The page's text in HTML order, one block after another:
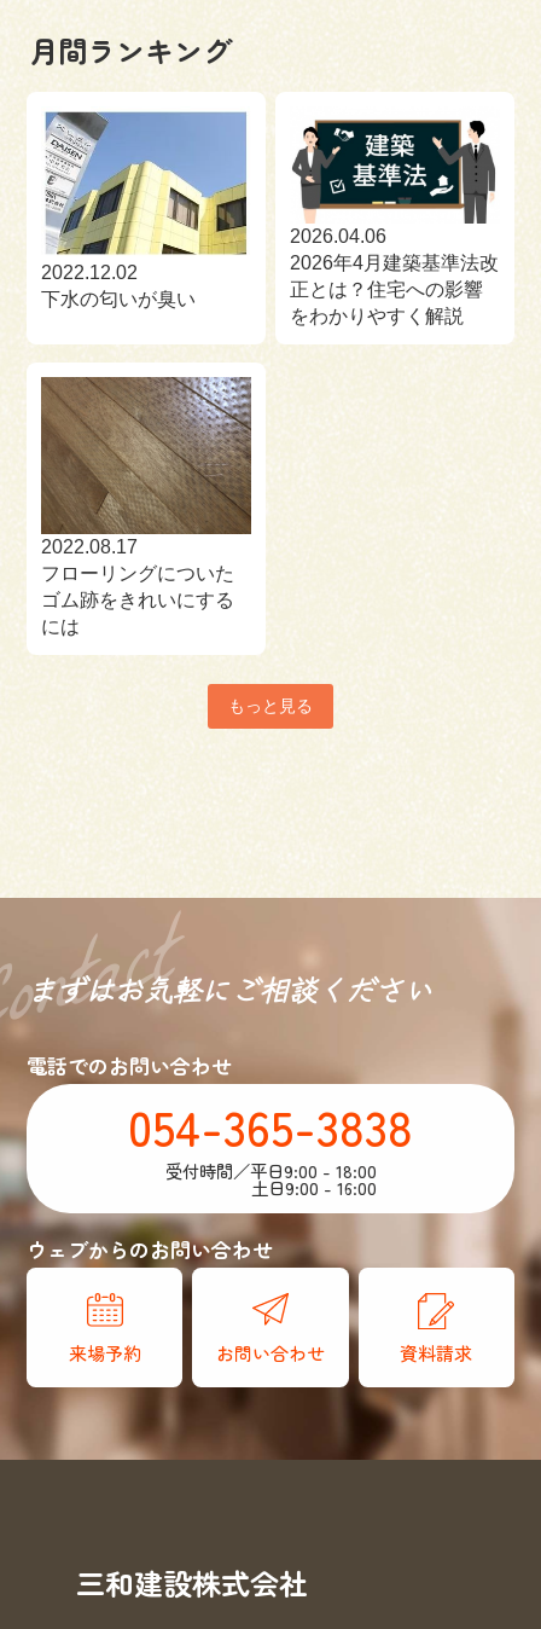
月間ランキング
2022.12.02
下水の匂いが臭い
2026.04.06
2026年4月建築基準法改
正とは？住宅への影響
をわかりやすく解説
2022.08.17
フローリングについた
ゴム跡をきれいにする
には
もっと見る
まずはお気軽にご相談ください
電話でのお問い合わせ
054-365-3838
受付時間／平日9:00 - 18:00
土日9:00 - 16:00
ウェブからのお問い合わせ
来場予約 お問い合わせ 資料請求
三和建設株式会社